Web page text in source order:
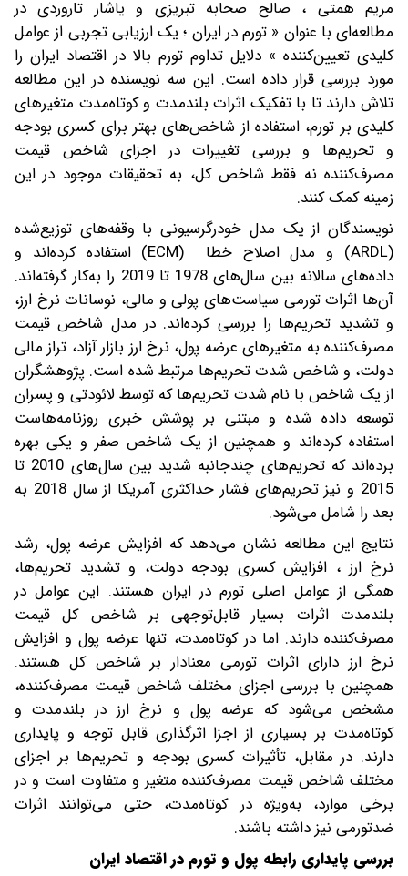
مریم همتی ، صالح صحابه تبریزی و یاشار تاروردی در
مطالعه‌ای با عنوان « تورم در ایران ؛ یک ارزیابی تجربی از عوامل
کلیدی تعیین‌کننده » دلایل تداوم تورم بالا در اقتصاد ایران را
مورد بررسی قرار داده است. این سه نویسنده در این مطالعه
تلاش دارند تا با تفکیک اثرات بلندمدت و کوتاه‌مدت متغیرهای
کلیدی بر تورم، استفاده از شاخص‌های بهتر برای کسری بودجه
و تحریم‌ها و بررسی تغییرات در اجزای شاخص قیمت
مصرف‌کننده نه فقط شاخص کل، به تحقیقات موجود در این
زمینه کمک کنند.
نویسندگان از یک مدل خودرگرسیونی با وقفه‌های توزیع‌شده
(ARDL) و مدل اصلاح خطا (ECM) استفاده کرده‌اند و
داده‌های سالانه بین سال‌های 1978 تا 2019 را به‌کار گرفته‌اند.
آن‌ها اثرات تورمی سیاست‌های پولی و مالی، نوسانات نرخ ارز،
و تشدید تحریم‌ها را بررسی کرده‌اند. در مدل شاخص قیمت
مصرف‌کننده به متغیرهای عرضه پول، نرخ ارز بازار آزاد، تراز مالی
دولت، و شاخص شدت تحریم‌ها مرتبط شده است. پژوهشگران
از یک شاخص با نام شدت تحریم‌ها که توسط لائودتی و پسران
توسعه داده شده و مبتنی بر پوشش خبری روزنامه‌هاست
استفاده کرده‌اند و همچنین از یک شاخص صفر و یکی بهره
برده‌اند که تحریم‌های چندجانبه شدید بین سال‌های 2010 تا
2015 و نیز تحریم‌های فشار حداکثری آمریکا از سال 2018 به
بعد را شامل می‌شود.
نتایج این مطالعه نشان می‌دهد که افزایش عرضه پول، رشد
نرخ ارز ، افزایش کسری بودجه دولت، و تشدید تحریم‌ها،
همگی از عوامل اصلی تورم در ایران هستند. این عوامل در
بلندمدت اثرات بسیار قابل‌توجهی بر شاخص کل قیمت
مصرف‌کننده دارند. اما در کوتاه‌مدت، تنها عرضه پول و افزایش
نرخ ارز دارای اثرات تورمی معنادار بر شاخص کل هستند.
همچنین با بررسی اجزای مختلف شاخص قیمت مصرف‌کننده،
مشخص می‌شود که عرضه پول و نرخ ارز در بلندمدت و
کوتاه‌مدت بر بسیاری از اجزا اثرگذاری قابل توجه و پایداری
دارند. در مقابل، تأثیرات کسری بودجه و تحریم‌ها بر اجزای
مختلف شاخص قیمت مصرف‌کننده متغیر و متفاوت است و در
برخی موارد، به‌ویژه در کوتاه‌مدت، حتی می‌توانند اثرات
ضدتورمی نیز داشته باشند.
بررسی پایداری رابطه پول و تورم در اقتصاد ایران